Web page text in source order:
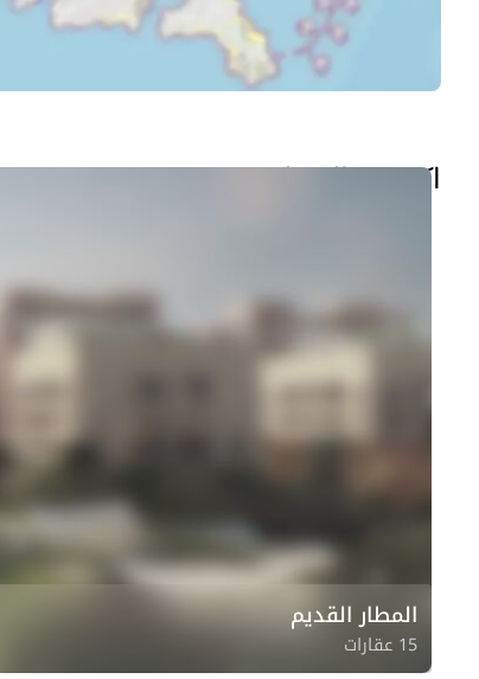
اكتشف المنطقة
المطار القديم
15 عقارات